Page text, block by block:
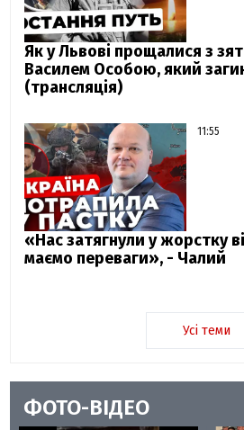
Як у Львові прощалися з
Василем Особою, який
(трансляція)
11:55
«Нас затягнули у жорстку
маємо переваги», - Чалий
Усі теми
ФОТО-ВІДЕО